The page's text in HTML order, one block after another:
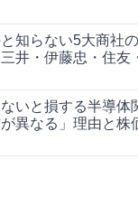
知らない5大商社
井・伊藤忠・住友
いと損する半導体
異なる」理由と株